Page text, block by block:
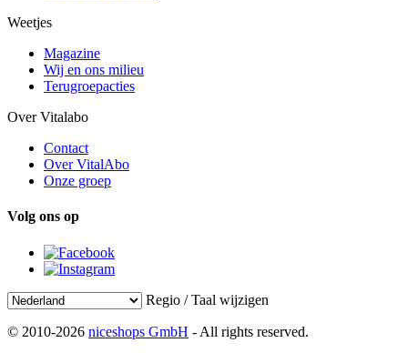
Weetjes
Magazine
Wij en ons milieu
Terugroepacties
Over Vitalabo
Contact
Over VitalAbo
Onze groep
Volg ons op
Regio / Taal wijzigen
© 2010-2026 niceshops GmbH - All rights reserved.